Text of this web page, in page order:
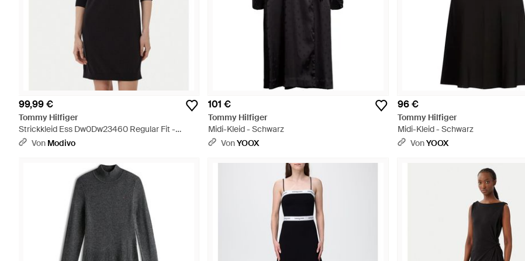
99,99 €
Tommy Hilfiger
Strickkleid Ess Dw0Dw23460 Regular Fit -
Schwarz
Von Modivo
101 €
Tommy Hilfiger
Midi-Kleid - Schwarz
VonYOOX
96 €
Tommy Hilfiger
Midi-Kleid - Schwarz
VonYOOX